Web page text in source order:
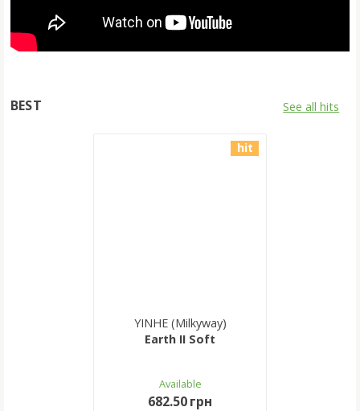
BEST See all hits
hit
YINHE (Milkyway)
Earth II Soft
Available
682.50 грн